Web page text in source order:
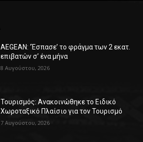
AEGEAN: ‘Έσπασε’ το φράγμα των 2 εκατ.
επιβατών σ’ ένα μήνα
8 Αυγούστου, 2026
Τουρισμός: Ανακοινώθηκε το Ειδικό
Χωροταξικό Πλαίσιο για τον Τουρισμό
7 Αυγούστου, 2026